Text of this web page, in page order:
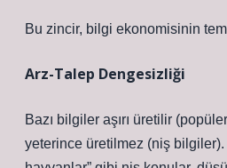
Bu zincir, bilgi ekonomisinin
Arz-Talep Dengesizliği
Bazı bilgiler aşırı üretilir
yeterince üretilmez (niş bilgiler).